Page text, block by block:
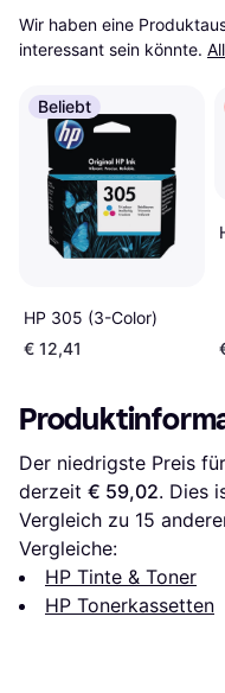
Wir haben eine
interessant sein könnte.
Beliebt
HP 305 (3-Color)
€ 12,41
Der niedrigste Preis für
derzeit € 59,02. Dies
Vergleich zu 15
Vergleiche:
HP Tinte & Toner
HP Tonerkassetten